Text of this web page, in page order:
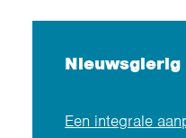
Nieuwsgierig
Een integrale